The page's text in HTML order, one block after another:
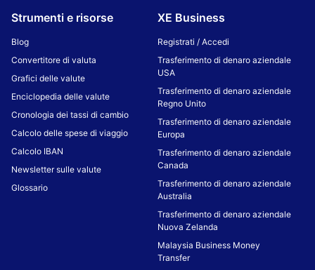
Strumenti e risorse
Blog
Convertitore di valuta
Grafici delle valute
Enciclopedia delle valute
Cronologia dei tassi di cambio
Calcolo delle spese di viaggio
Calcolo IBAN
Newsletter sulle valute
Glossario
XE Business
Registrati / Accedi
Trasferimento di denaro aziendale
USA
Trasferimento di denaro aziendale
Regno Unito
Trasferimento di denaro aziendale
Europa
Trasferimento di denaro aziendale
Canada
Trasferimento di denaro aziendale
Australia
Trasferimento di denaro aziendale
Nuova Zelanda
Malaysia Business Money
Transfer